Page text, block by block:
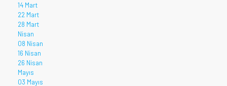
14 Mart
22 Mart
28 Mart
Nisan
08 Nisan
16 Nisan
26 Nisan
Mayıs
03 Mayıs